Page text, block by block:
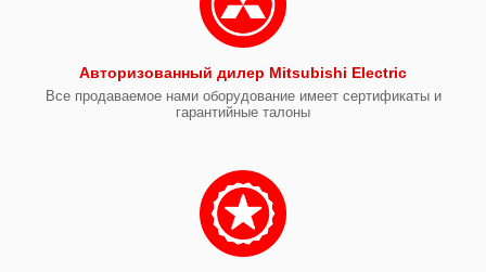
Авторизованный дилер Mitsubishi Electric
Все продаваемое нами оборудование имеет сертификаты и
гарантийные талоны